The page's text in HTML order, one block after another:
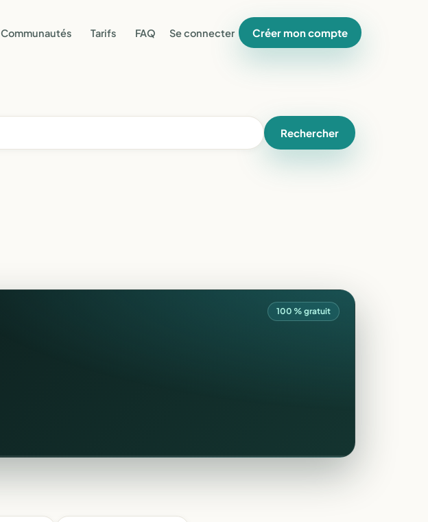
Communautés Tarifs FAQ Se connecter Créer mon compte
Rechercher
100 % gratuit